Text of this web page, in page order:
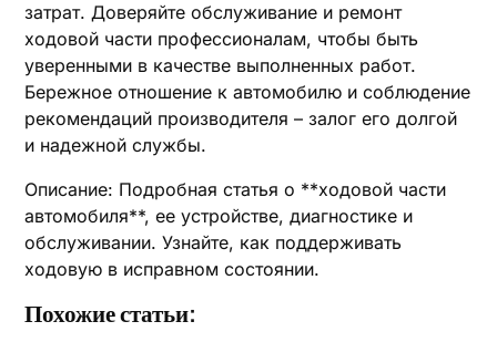
затрат. Доверяйте обслуживание и ремонт
ходовой части профессионалам, чтобы быть
уверенными в качестве выполненных работ.
Бережное отношение к автомобилю и соблюдение
рекомендаций производителя – залог его долгой
и надежной службы.
Описание: Подробная статья о **ходовой части
автомобиля**, ее устройстве, диагностике и
обслуживании. Узнайте, как поддерживать
ходовую в исправном состоянии.
Похожие статьи: